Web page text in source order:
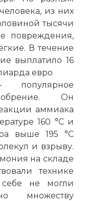
из них
тысячи
повреждения,
В течение
выплатило 16
евро
Он
аммиака
160 °C и
выше 195 °C
и взрыву.
на складе
технике
не могли
множеству